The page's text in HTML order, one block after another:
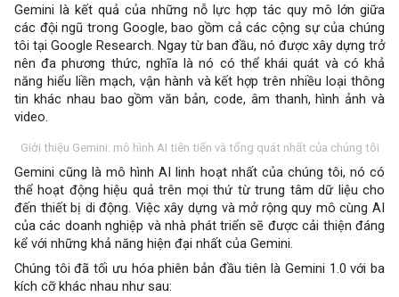
Gemini là kết quả của những nỗ lực hợp tác quy mô lớn giữa
các đội ngũ trong Google, bao gồm cả các cộng sự của chúng
tôi tại Google Research. Ngay từ ban đầu, nó được xây dựng trở
nên đa phương thức, nghĩa là nó có thể khái quát và có khả
năng hiểu liền mạch, vận hành và kết hợp trên nhiều loại thông
tin khác nhau bao gồm văn bản, code, âm thanh, hình ảnh và
video.
Giới thiệu Gemini: mô hình AI tiên tiến và tổng quát nhất của chúng tôi
Gemini cũng là mô hình AI linh hoạt nhất của chúng tôi, nó có
thể hoạt động hiệu quả trên mọi thứ từ trung tâm dữ liệu cho
đến thiết bị di động. Việc xây dựng và mở rộng quy mô cùng AI
của các doanh nghiệp và nhà phát triển sẽ được cải thiện đáng
kể với những khả năng hiện đại nhất của Gemini.
Chúng tôi đã tối ưu hóa phiên bản đầu tiên là Gemini 1.0 với ba
kích cỡ khác nhau như sau: